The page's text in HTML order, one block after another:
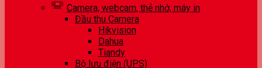
Camera, webcam, thẻ nhớ, máy in
Đầu thu Camera
Hikvision
Dahua
Tiandy
Bộ lưu điện (UPS)